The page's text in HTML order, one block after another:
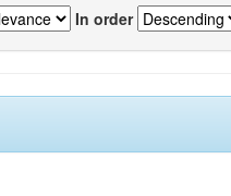
In order